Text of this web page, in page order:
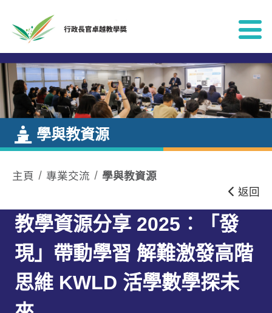
學與教資源
主頁 專業交流
學與教資源
返回
教學資源分享 2025︰「發
現」帶動學習 解難激發高階
思維 KWLD 活學數學探未